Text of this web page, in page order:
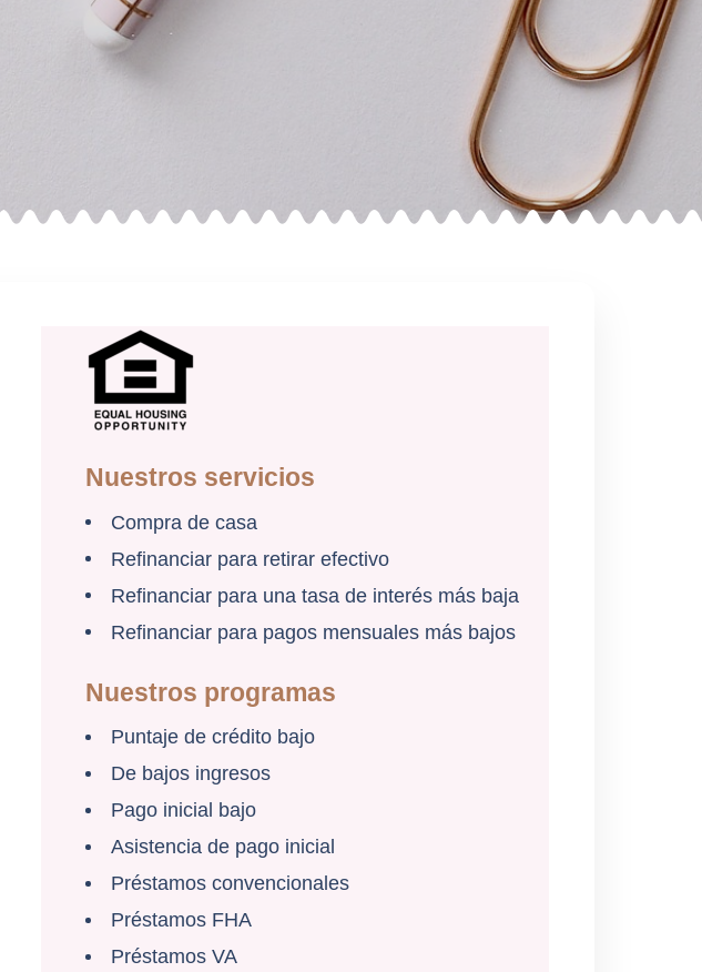
Nuestros servicios
Compra de casa
Refinanciar para retirar efectivo
Refinanciar para una tasa de interés más baja
Refinanciar para pagos mensuales más bajos
Nuestros programas
Puntaje de crédito bajo
De bajos ingresos
Pago inicial bajo
Asistencia de pago inicial
Préstamos convencionales
Préstamos FHA
Préstamos VA